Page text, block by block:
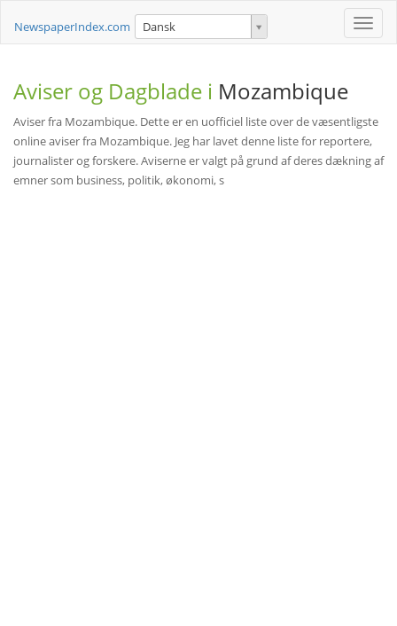
Toggle
NewspaperIndex.com Dansk
Aviser og Dagblade i Mozambique
Aviser fra Mozambique. Dette er en uofficiel liste over de væsentligste
online aviser fra Mozambique. Jeg har lavet denne liste for reportere,
journalister og forskere. Aviserne er valgt på grund af deres dækning af
emner som business, politik, økonomi, s